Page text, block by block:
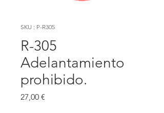
SKU : P-R305
R-305
Adelantamiento
prohibido.
27,00 €